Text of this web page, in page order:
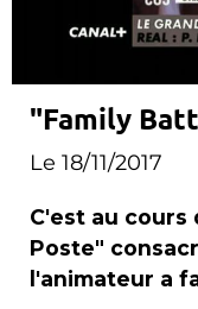
"Family
Le 18/11/2017
C'est au cours
Poste"
l'animateur a